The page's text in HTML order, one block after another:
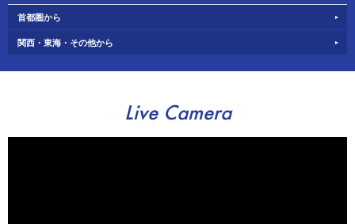
首都圏から
関西・東海・その他から
Live Camera